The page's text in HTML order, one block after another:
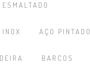
AÇO PINTADO
BARCOS